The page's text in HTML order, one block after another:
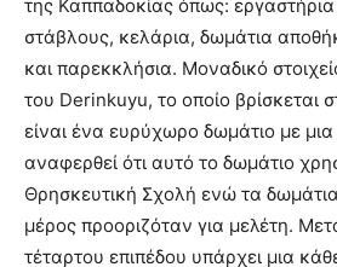
της Καππαδοκίας όπως: εργαστήρια
στάβλους, κελάρια, δωμάτια
και παρεκκλήσια. Μοναδικό
του Derinkuyu, το οποίο βρίσκεται
είναι ένα ευρύχωρο δωμάτιο με
αναφερθεί ότι αυτό το δωμάτιο
Θρησκευτική Σχολή ενώ τα
μέρος προοριζόταν για μελέτη.
τέταρτου επιπέδου υπάρχει μια